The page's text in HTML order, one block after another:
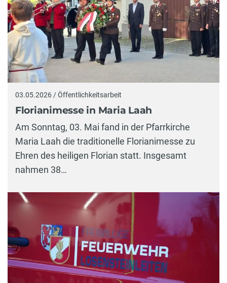
03.05.2026 / Öffentlichkeitsarbeit
Florianimesse in Maria Laah
Am Sonntag, 03. Mai fand in der Pfarrkirche
Maria Laah die traditionelle Florianimesse zu
Ehren des heiligen Florian statt. Insgesamt
nahmen 38…